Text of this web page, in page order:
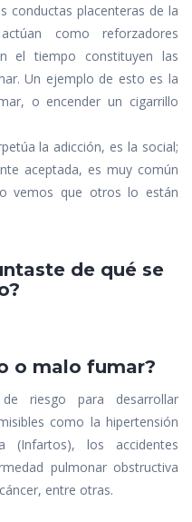
conductas placenteras de la
como reforzadores
el tiempo constituyen las
Un ejemplo de esto es la
o encender un cigarrillo
la adicción, es la social;
aceptada, es muy común
vemos que otros lo están
de qué se
o malo fumar?
riesgo para desarrollar
como la hipertensión
(Infartos), los accidentes
pulmonar obstructiva
entre otras.